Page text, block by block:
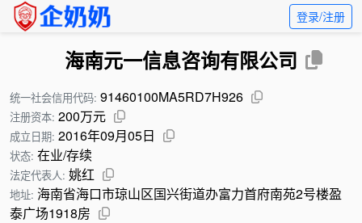
登录/注册
海南元一信息咨询有限公司
统一社会信用代码: 91460100MA5RD7H926
注册资本: 200万元
成立日期: 2016年09月05日
状态: 在业/存续
法定代表人: 姚红
地址: 海南省海口市琼山区国兴街道办富力首府南苑2号楼盈
泰广场1918房